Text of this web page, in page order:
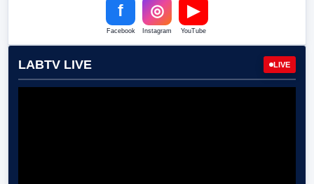
f
Facebook
◎
Instagram
▶
YouTube
LABTV LIVE LIVE